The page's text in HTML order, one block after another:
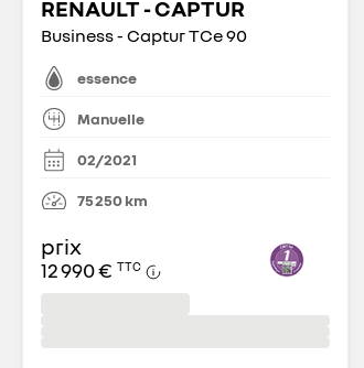
RENAULT - CAPTUR
Business - Captur TCe 90
essence
Manuelle
02/2021
75 250km
prix
12 990 € TTC